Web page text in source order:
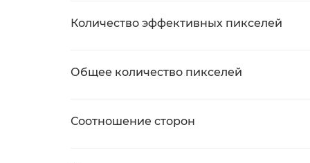
Количество эффективных пикселей
Общее количество пикселей
Соотношение сторон